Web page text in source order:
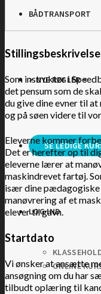
BÅDTRANSPORT
> NYE REGLER <
SE LEDIGE
LOG IND
ONLINE
Stillingsbeskrivelse
Som instruktør i
det pensum som de
du give dine evner til
og på søen videre til
Eleverne kommer
Det er herefter op til
eleverne lærer at
maskindrevet fartøj.
især dine
manøvrering af et
elever til gavn.
Startdato
Vi ønsker at ansætte
ansøgning om du har
tilbudt oplæring til